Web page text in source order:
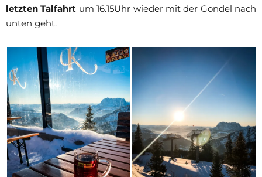
letzten Talfahrt um 16.15Uhr wieder mit der Gondel nach
unten geht.